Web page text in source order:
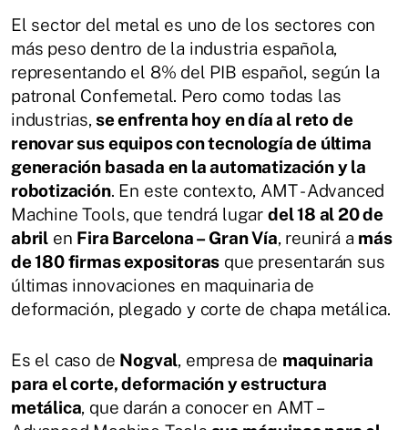
El sector del metal es uno de los sectores con
más peso dentro de la industria española,
representando el 8% del PIB español, según la
patronal Confemetal. Pero como todas las
industrias, se enfrenta hoy en día al reto de
renovar sus equipos con tecnología de última
generación basada en la automatización y la
robotización. En este contexto, AMT - Advanced
Machine Tools, que tendrá lugar del 18 al 20 de
abril en Fira Barcelona – Gran Vía, reunirá a más
de 180 firmas expositoras que presentarán sus
últimas innovaciones en maquinaria de
deformación, plegado y corte de chapa metálica.
Es el caso de Nogval, empresa de maquinaria
para el corte, deformación y estructura
metálica, que darán a conocer en AMT –